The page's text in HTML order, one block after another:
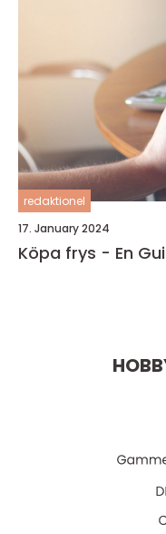
redaktionel
17. January 2024
Köpa frys - En